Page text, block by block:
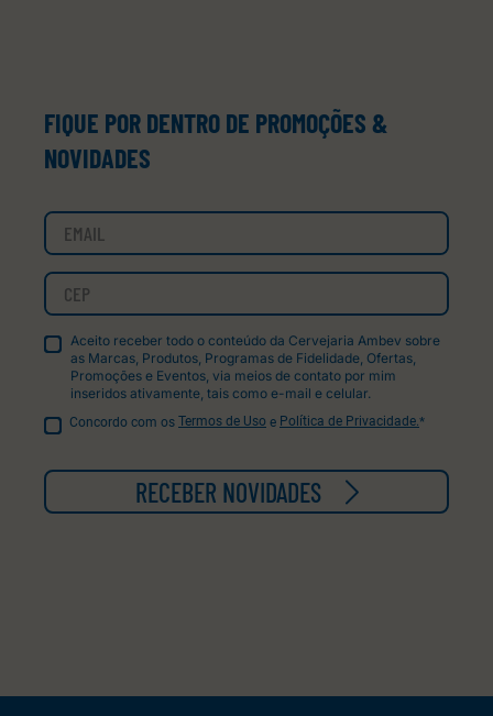
FIQUE POR DENTRO DE PROMOÇÕES &
NOVIDADES
Aceito receber todo o conteúdo da Cervejaria Ambev sobre
as Marcas, Produtos, Programas de Fidelidade, Ofertas,
Promoções e Eventos, via meios de contato por mim
inseridos ativamente, tais como e-mail e celular.
Concordo com os Termos de Uso e Política de Privacidade.*
RECEBER NOVIDADES